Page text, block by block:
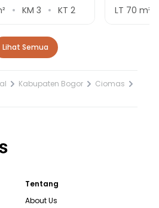
KM 3 KT 2
LT 70 m²
Lihat Semua
Kabupaten Bogor
Ciomas
Tentang
About Us